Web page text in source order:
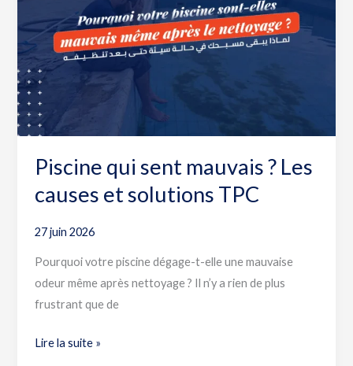
Piscine qui sent mauvais ? Les
causes et solutions TPC
27 juin 2026
Pourquoi votre piscine dégage-t-elle une mauvaise
odeur même après nettoyage ? Il n’y a rien de plus
frustrant que de
?
Les
causes
et
solutions
TPC
Lire la suite »